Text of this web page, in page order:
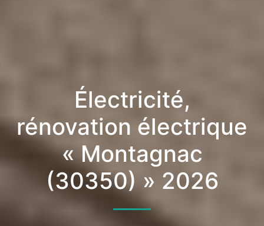
Électricité,
rénovation électrique
« Montagnac
(30350) » 2026